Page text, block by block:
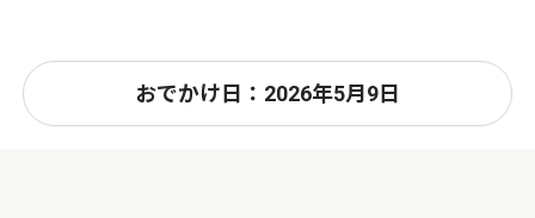
おでかけ日：2026年5月9日